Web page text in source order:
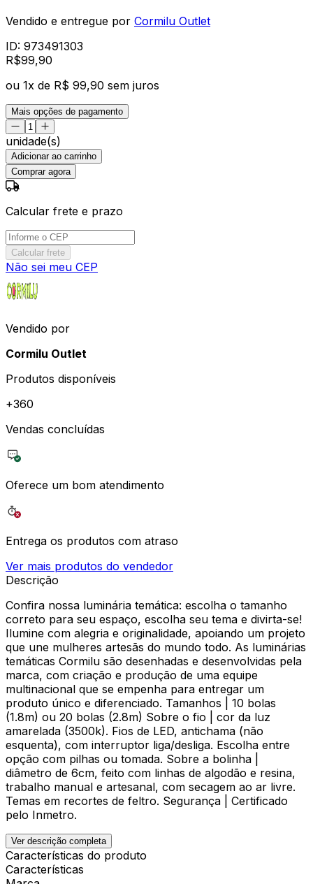
Vendido e entregue por Cormilu Outlet
ID: 973491303
R$99,90
ou 1x de R$ 99,90 sem juros
Mais opções de pagamento
unidade(s)
Adicionar ao carrinho
Comprar agora
Calcular frete e prazo
Calcular frete
Não sei meu CEP
Vendido por
Cormilu Outlet
Produtos disponíveis
+360
Vendas concluídas
Oferece um bom atendimento
Entrega os produtos com atraso
Ver mais produtos do vendedor
Descrição
Confira nossa luminária temática: escolha o tamanho
correto para seu espaço, escolha seu tema e divirta-se!
Ilumine com alegria e originalidade, apoiando um projeto
que une mulheres artesãs do mundo todo. As luminárias
temáticas Cormilu são desenhadas e desenvolvidas pela
marca, com criação e produção de uma equipe
multinacional que se empenha para entregar um
produto único e diferenciado. Tamanhos | 10 bolas
(1.8m) ou 20 bolas (2.8m) Sobre o fio | cor da luz
amarelada (3500k). Fios de LED, antichama (não
esquenta), com interruptor liga/desliga. Escolha entre
opção com pilhas ou tomada. Sobre a bolinha |
diâmetro de 6cm, feito com linhas de algodão e resina,
trabalho manual e artesanal, com secagem ao ar livre.
Temas em recortes de feltro. Segurança | Certificado
pelo Inmetro.
Ver descrição completa
Características do produto
Características